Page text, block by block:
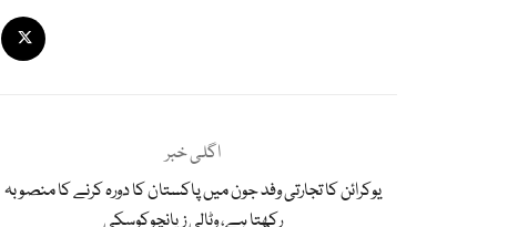
اگلی خبر
یوکرائن کا تجارتی وفد جون میں پاکستان کا دورہ کرنے کا منصوبہ
رکھتا ہے، وٹالی زیانچوکوسکی